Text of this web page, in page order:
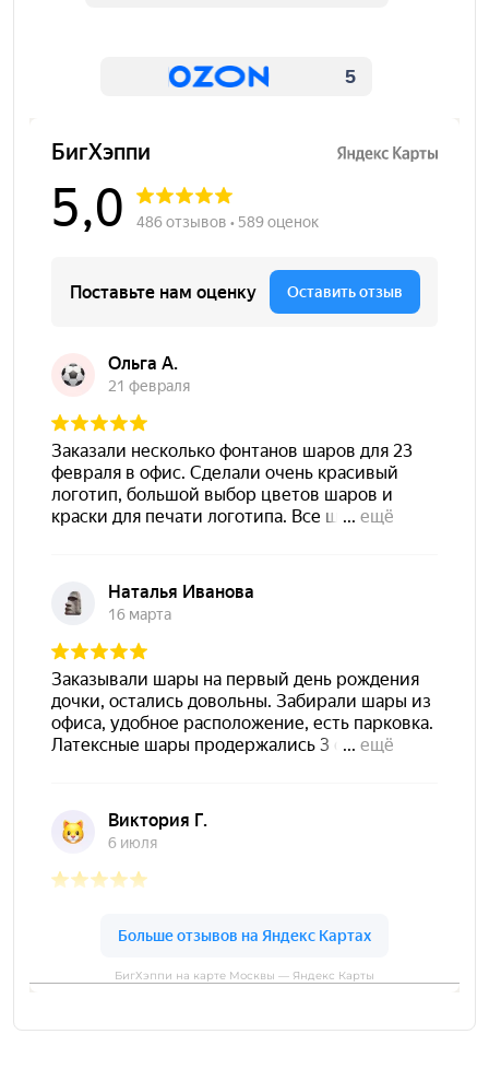
5
БигХэппи на карте Москвы — Яндекс Карты